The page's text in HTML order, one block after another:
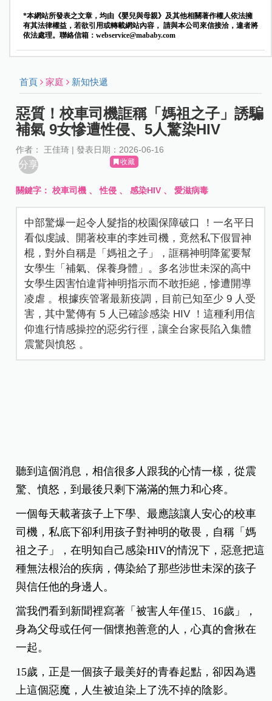
*本網站所發表之文章，均由《嬰兒與母親》及其他相關著作權人依法擁
有其法律權益，若欲引用或轉載網站內容， 請與本公司來信接洽，違者將
依法處理。聯絡信箱： webservice@mababy.com
首頁 家庭 新知快遞
惡質！校車司機誆稱「媽祖之子」誘騙
補氣 9女慘遭性侵、5人驚染HIV
作者： 王佳琦 | 發表日期：2026-06-16
分享 收藏
關鍵字：校車司機 、性侵 、感染HIV 、愛滋病毒
中部驚爆一起令人髮指的校園保障破口 ！一名平日
看似虔誠、開著校車的李姓司機，竟然私下假冒神
棍，對外自稱是「媽祖之子」，誆稱神明降駕要幫
女學生「補氣、保養身體」。多名涉世未深的高中
女學生因害怕違背神明指示而不敢拒絕，慘遭開導
凌虐 。根據疾管署最新疫調，目前已知至少 9 人受
害，其中驚傳有 5 人已確診感染 HIV ！這種利用信
仰進行情感操控的惡劣行徑，讓全台家長陷入集體
震驚與憤怒 。
聽到這個消息，相信很多人跟我的心情一樣，從震
驚、憤怒，到最後只剩下滿滿的無力和心疼。
一個每天載著孩子上下學、最應該讓人安心的校車
司機，私底下卻利用孩子對神明的敬畏，自稱「媽
祖之子」，在明知自己感染HIV的情況下，惡意把這
種無法根治的疾病，傳染給了那些涉世未深的孩子
與信任他的身邊人。
當我們看到新聞裡寫著「被害人年僅15、16歲」，
身為父母或任何一個懷抱善意的人，心真的會揪在
一起。
15歲，正是一個孩子最美好的青春起點，卻因為遇
上這個惡魔，人生被迫染上了洗不掉的陰影。